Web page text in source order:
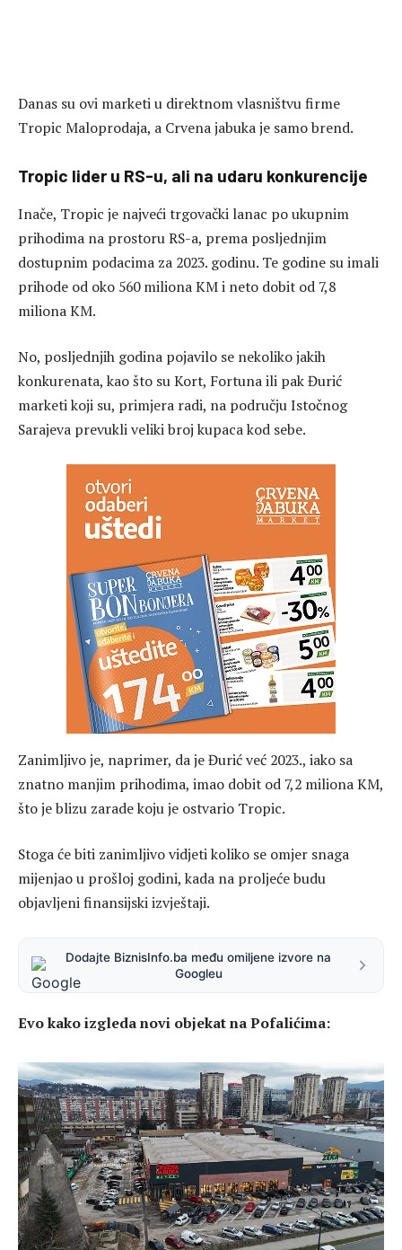
Danas su ovi marketi u direktnom vlasništvu firme
Tropic Maloprodaja, a Crvena jabuka je samo brend.
Tropic lider u RS-u, ali na udaru konkurencije
Inače, Tropic je najveći trgovački lanac po ukupnim
prihodima na prostoru RS-a, prema posljednjim
dostupnim podacima za 2023. godinu. Te godine su imali
prihode od oko 560 miliona KM i neto dobit od 7,8
miliona KM.
No, posljednjih godina pojavilo se nekoliko jakih
konkurenata, kao što su Kort, Fortuna ili pak Đurić
marketi koji su, primjera radi, na području Istočnog
Sarajeva prevukli veliki broj kupaca kod sebe.
Zanimljivo je, naprimer, da je Đurić već 2023., iako sa
znatno manjim prihodima, imao dobit od 7,2 miliona KM,
što je blizu zarade koju je ostvario Tropic.
Stoga će biti zanimljivo vidjeti koliko se omjer snaga
mijenjao u prošloj godini, kada na proljeće budu
objavljeni finansijski izvještaji.
Dodajte BiznisInfo.ba među omiljene izvore na
Googleu
Evo kako izgleda novi objekat na Pofalićima: